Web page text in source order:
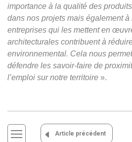
importance à la qualité des
dans nos projets mais également
entreprises qui les mettent en
architecturales contribuent à
environnemental. Cela nous
défendre les savoir-faire de
l’emploi sur notre territoire ».
Navigation
Article précédent